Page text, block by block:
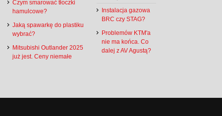
Czym smarować tłoczki
hamulcowe?
Jaką spawarkę do plastiku
wybrać?
Mitsubishi Outlander 2025
już jest. Ceny niemałe
Instalacja gazowa
BRC czy STAG?
Problemów KTM'a
nie ma końca. Co
dalej z AV Agustą?